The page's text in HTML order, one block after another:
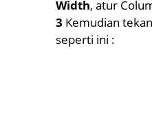
Width, atur
3 Kemudian tekan
seperti ini :